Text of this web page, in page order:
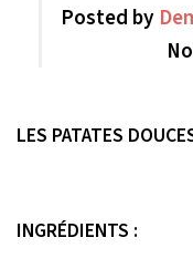
Posted by
LES PATATES
INGRÉDIENTS :